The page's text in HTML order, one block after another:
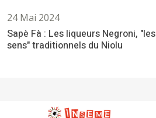
24 Mai 2024
Sapè Fà : Les liqueurs Negroni, "les
sens" traditionnels du Niolu